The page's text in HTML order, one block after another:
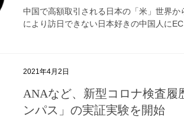
中国で高額取引される日本の「米」世界
により訪日できない日本好きの中国人に
2021年4月2日
ANAなど、新型コロナ検査履
ンパス」の実証実験を開始